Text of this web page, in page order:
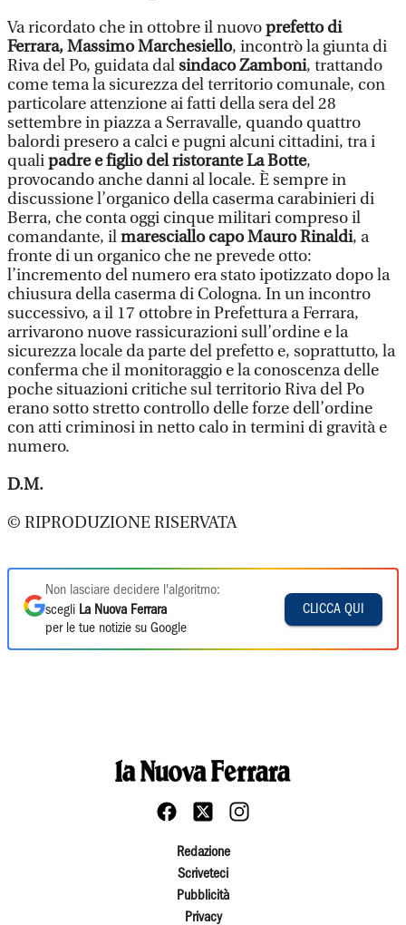
Va ricordato che in ottobre il nuovoprefetto di
Ferrara, Massimo Marchesiello, incontrò la giunta di
Riva del Po, guidata dalsindaco Zamboni, trattando
come tema la sicurezza del territorio comunale, con
particolare attenzione ai fatti della sera del 28
settembre in piazza a Serravalle, quando quattro
balordi presero a calci e pugni alcuni cittadini, tra i
qualipadre e figlio del ristorante La Botte,
provocando anche danni al locale. È sempre in
discussione l’organico della caserma carabinieri di
Berra, che conta oggi cinque militari compreso il
comandante, ilmaresciallo capo Mauro Rinaldi, a
fronte di un organico che ne prevede otto:
l’incremento del numero era stato ipotizzato dopo la
chiusura della caserma di Cologna. In un incontro
successivo, a il 17 ottobre in Prefettura a Ferrara,
arrivarono nuove rassicurazioni sull’ordine e la
sicurezza locale da parte del prefetto e, soprattutto, la
conferma che il monitoraggio e la conoscenza delle
poche situazioni critiche sul territorio Riva del Po
erano sotto stretto controllo delle forze dell’ordine
con atti criminosi in netto calo in termini di gravità e
numero.
D.M.
© RIPRODUZIONE RISERVATA
Non lasciare decidere l'algoritmo:
scegli La Nuova Ferrara
per le tue notizie su Google
CLICCA QUI
Redazione
Scriveteci
Pubblicità
Privacy